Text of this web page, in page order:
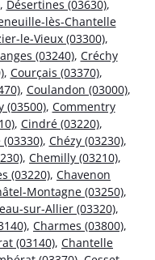
, Désertines (03630),
lès-Chantelle
le-Vieux (03300),
(03240), Créchy
, Courçais (03370),
, Coulandon (03000),
(03500), Commentry
, Cindré (03220),
(03330), Chézy (03230),
, Chemilly (03210),
(03220), Chavenon
Montagne (03250),
sur-Allier (03320),
, Charmes (03800),
(03140), Chantelle